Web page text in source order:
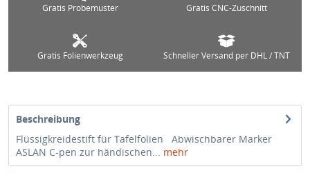
Gratis Probemuster Gratis CNC-Zuschnitt
Gratis Folienwerkzeug Schneller Versand per DHL / TNT
Beschreibung
Flüssigkreidestift für Tafelfolien Abwischbarer Marker
ASLAN C-pen zur händischen... mehr